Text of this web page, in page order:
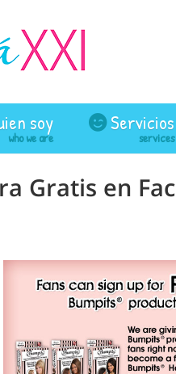
soy Servicios
Gratis en